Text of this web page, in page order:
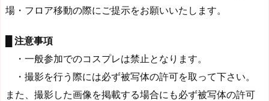
場・フロア移動の際にご提示をお願いいたします。
█ 注意事項
・一般参加でのコスプレは禁止となります。
・撮影を行う際には必ず被写体の許可を取って下さい。
また、撮影した画像を掲載する場合にも必ず被写体の許可